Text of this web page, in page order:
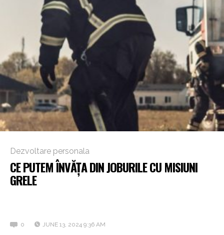
Dezvoltare personala
CE PUTEM ÎNVĂȚA DIN JOBURILE CU MISIUNI
GRELE
0 JUNE 13, 2024 9:36 AM